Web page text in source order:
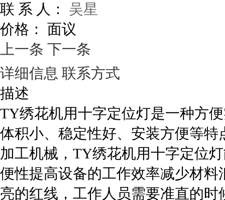
联 系 人：
吴星
价格： 面议
上一条 下一条
详细信息 联系方式
描述
TY绣花机用十字定位灯是一种方
体积小、稳定性好、安装方便等
加工机械，TY绣花机用十字定位
便性提高设备的工作效率减少材
亮的红线，工作人员需要准直的